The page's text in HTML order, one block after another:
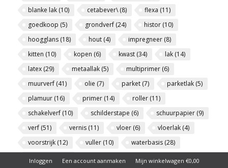
Inloggen Een account aanmaken Mijn winkelwagen €0,00
blanke lak (10) cetabever\(8) flexa (11)
goedkoop (5) grondverf (24) histor (10)
hoogglans (18) hout (4) impregneer (8)
kitten (10) kopen (6) kwast (34) lak (14)
latex (29) metaallak (5) multiprimer (6)
muurverf (41) olie (7) parket (7) parketlak (5)
plamuur (16) primer (14) roller (11)
schakelverf (10) schilderstape (6) schuurpapier (9)
verf (51) vernis (11) vloer (6) vloerlak (4)
voorstrijk (12) vuller (10) waterbasis (28)
zijdeglans
(15)